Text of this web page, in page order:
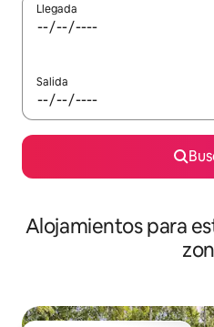
Llegada
Salida
Alojamientos para